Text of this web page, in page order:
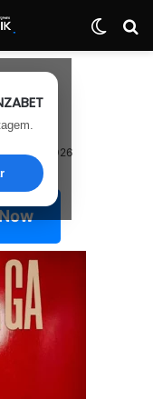
Junho, 2026